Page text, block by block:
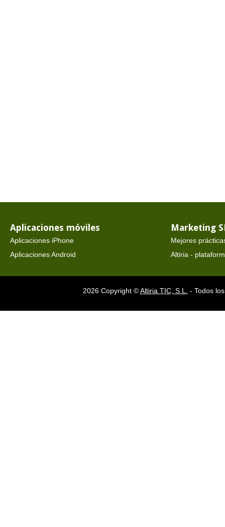
Aplicaciones móviles
Aplicaciones iPhone
Aplicaciones Android
Marketing
Mejores
Altiria -
2026 Copyright ©Altiria TIC, S.L. - Todos